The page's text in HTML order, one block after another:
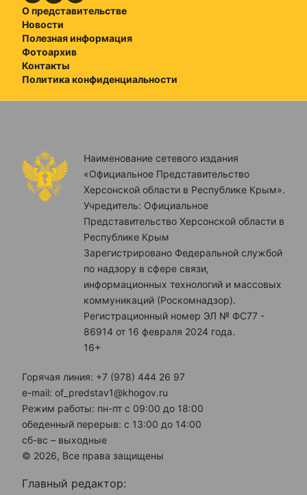
О представительстве
Новости
Полезная информация
Фотоархив
Контакты
Политика конфиденциальности
Наименование сетевого издания
«Официальное Представительство
Херсонской области в Республике Крым».
Учредитель: Официальное
Представительство Херсонской области в
Республике Крым
Зарегистрировано Федеральной службой
по надзору в сфере связи,
информационных технологий и массовых
коммуникаций (Роскомнадзор).
Регистрационный номер ЭЛ № ФС77 -
86914 от 16 февраля 2024 года.
16+
Горячая линия: +7 (978) 444 26 97
e-mail: of_predstav1@khogov.ru
Режим работы: пн-пт с 09:00 до 18:00
обеденный перерыв: с 13:00 до 14:00
сб-вс – выходные
© 2026, Все права защищены
Главный редактор: